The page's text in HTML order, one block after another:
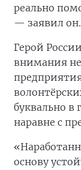
реально
— заявил он.
Герой
внимания
буквально в
наравне с
основу